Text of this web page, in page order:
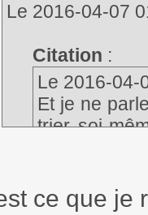
Le 2016-04-07
Citation :
Le 2016-04-
Et je ne
trier soi-
ce que je